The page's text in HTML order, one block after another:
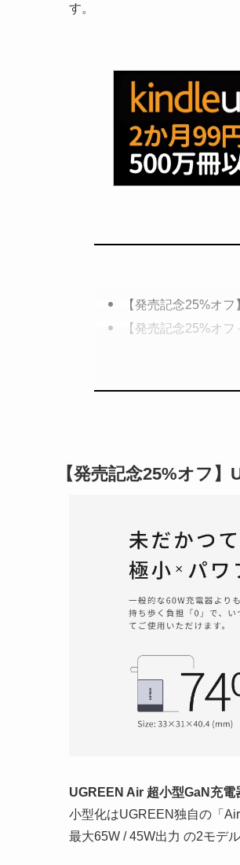
す。
【発売記念25%オ
【発売記念25%オ
【発売記念25%オフ
UGREEN Air 超小型GaN充電
小型化はUGREEN独自の「
最大65W / 45W出力 の2モデ